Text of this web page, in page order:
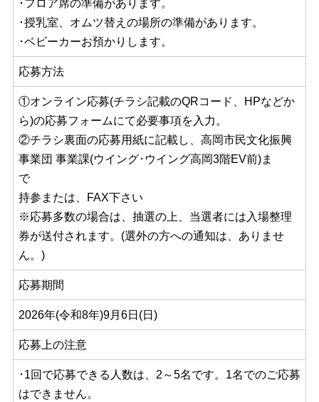
･フロア席の準備があります。
･授乳室、オムツ替えの場所の準備があります。
･ベビーカーお預かりします。
応募方法
①オンライン応募(チラシ記載のQRコード、HPなどか
ら)の応募フォームにて必要事項を入力。
②チラシ裏面の応募用紙に記載し、高岡市民文化振興
事業団 事業課(ウイング･ウイング高岡3階EV前)ま
で
持参または、FAX下さい
※応募多数の場合は、抽選の上、当選者には入場整理
券が送付されます。(選外の方への通知は、ありませ
ん。)
応募期間
2026年(令和8年)9月6日(日)
応募上の注意
･1回で応募できる人数は、2～5名です。1名でのご応募
はできません。